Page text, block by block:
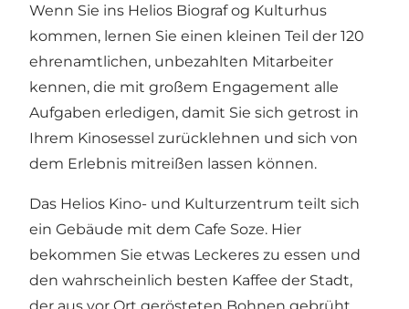
Wenn Sie ins Helios Biograf og Kulturhus
kommen, lernen Sie einen kleinen Teil der 120
ehrenamtlichen, unbezahlten Mitarbeiter
kennen, die mit großem Engagement alle
Aufgaben erledigen, damit Sie sich getrost in
Ihrem Kinosessel zurücklehnen und sich von
dem Erlebnis mitreißen lassen können.
Das Helios Kino- und Kulturzentrum teilt sich
ein Gebäude mit dem Cafe Soze. Hier
bekommen Sie etwas Leckeres zu essen und
den wahrscheinlich besten Kaffee der Stadt,